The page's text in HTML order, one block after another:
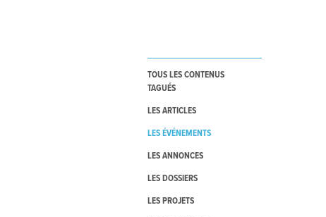
TOUS LES CONTENUS
TAGUÉS
LES ARTICLES
LES ÉVÉNEMENTS
LES ANNONCES
LES DOSSIERS
LES PROJETS